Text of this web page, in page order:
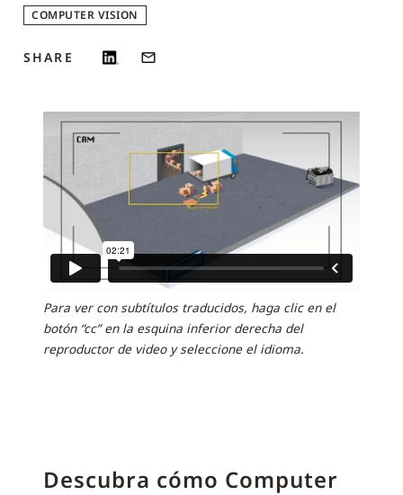
COMPUTER VISION
SHARE
Para ver con subtítulos traducidos, haga clic en el
botón “cc” en la esquina inferior derecha del
reproductor de video y seleccione el idioma.
Descubra cómo Computer